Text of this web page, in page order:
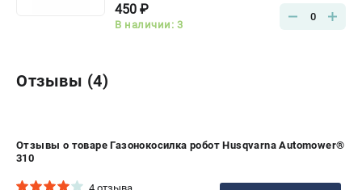
450 ₽
В наличии: 3
0
Отзывы (4)
Отзывы о товаре Газонокосилка робот Husqvarna Automower®
310